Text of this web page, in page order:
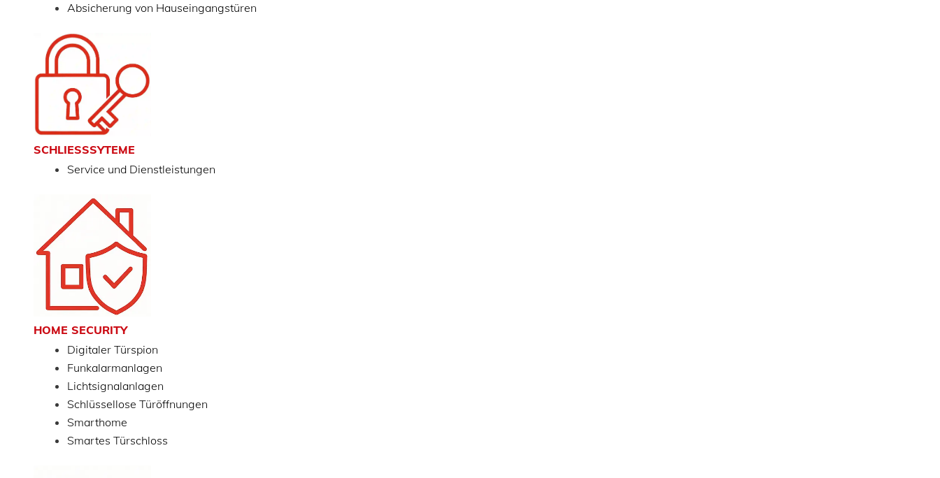
Absicherung von Hauseingangstüren
SCHLIESSSYTEME
Service und Dienstleistungen
HOME SECURITY
Digitaler Türspion
Funkalarmanlagen
Lichtsignalanlagen
Schlüssellose Türöffnungen
Smarthome
Smartes Türschloss